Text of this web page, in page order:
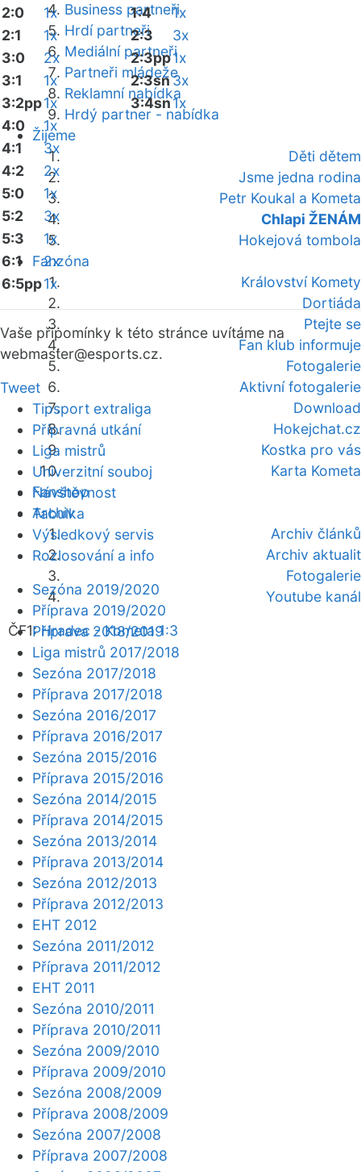
Business partneři
Hrdí partneři
Mediální partneři
Partneři mládeže
Reklamní nabídka
Hrdý partner - nabídka
Žijeme
Děti dětem
Jsme jedna rodina
Petr Koukal a Kometa
Chlapi ŽENÁM
Hokejová tombola
Fanzóna
Království Komety
Dortiáda
Ptejte se
Fan klub informuje
Fotogalerie
Aktivní fotogalerie
Download
Hokejchat.cz
Kostka pro vás
Karta Kometa
Fanshop
Archiv
Archiv článků
Archiv aktualit
Fotogalerie
Youtube kanál
ČF1:Hradec - Kometa 1:3
2:0
1x
2:1
1x
3:0
2x
3:1
1x
3:2pp1x
4:0
1x
4:1
3x
4:2
2x
5:0
1x
5:2
3x
5:3
1x
6:1
2x
6:5pp1x
1:4
1x
2:3
3x
2:3pp1x
2:3sn3x
3:4sn1x
Vaše připomínky k této stránce uvítáme na
webmaster@esports.cz.
Tweet
Tipsport extraliga
Přípravná utkání
Liga mistrů
Univerzitní souboj
Návštěvnost
Tabulka
Výsledkový servis
Rozlosování a info
Sezóna 2019/2020
Příprava 2019/2020
Příprava 2018/2019
Liga mistrů 2017/2018
Sezóna 2017/2018
Příprava 2017/2018
Sezóna 2016/2017
Příprava 2016/2017
Sezóna 2015/2016
Příprava 2015/2016
Sezóna 2014/2015
Příprava 2014/2015
Sezóna 2013/2014
Příprava 2013/2014
Sezóna 2012/2013
Příprava 2012/2013
EHT 2012
Sezóna 2011/2012
Příprava 2011/2012
EHT 2011
Sezóna 2010/2011
Příprava 2010/2011
Sezóna 2009/2010
Příprava 2009/2010
Sezóna 2008/2009
Příprava 2008/2009
Sezóna 2007/2008
Příprava 2007/2008